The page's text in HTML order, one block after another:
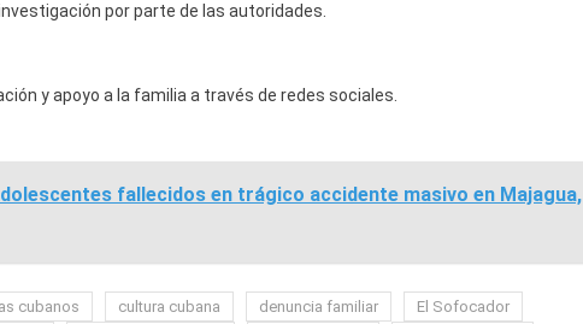
por parte de las autoridades.
y apoyo a la familia a través de redes sociales.
fallecidos en trágico accidente masivo en Majagua,
cubanos cultura cubana denuncia familiar El Sofocador